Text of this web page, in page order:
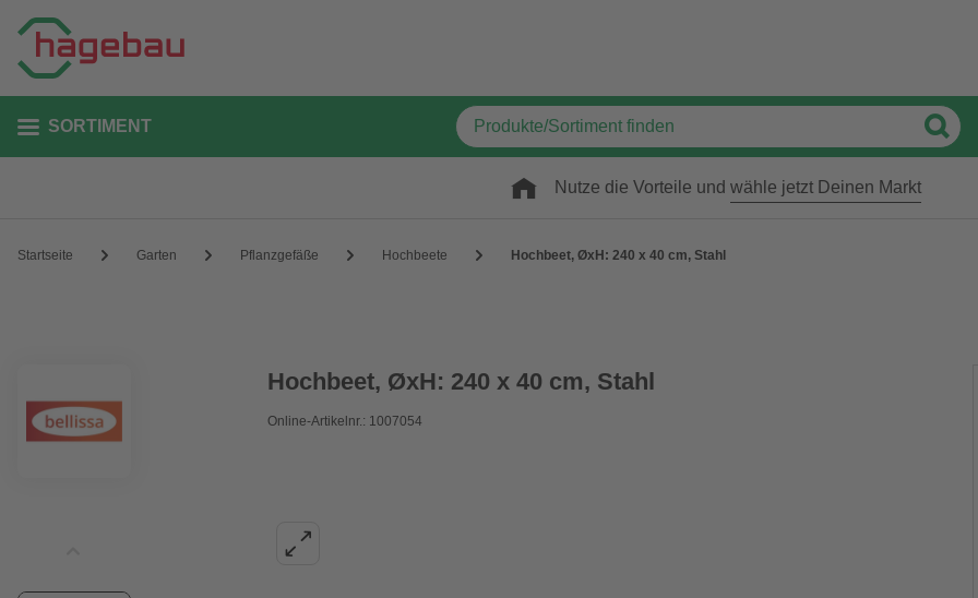
SORTIMENT
Nutze die Vorteile und wähle jetzt Deinen Markt
Startseite Garten Pflanzgefäße Hochbeete Hochbeet, ØxH: 240 x 40 cm, Stahl
Hochbeet, ØxH: 240 x 40 cm, Stahl
Online-Artikelnr.: 1007054